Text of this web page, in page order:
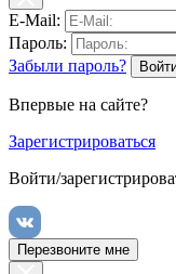
E-Mail:
Пароль:
Забыли пароль?
Впервые на сайте?
Зарегистрироваться
Войти/
Перезвоните мне